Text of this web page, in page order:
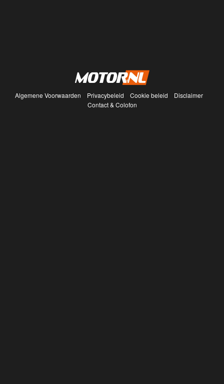
Algemene Voorwaarden Privacybeleid Cookie beleid
Disclaimer
Contact & Colofon